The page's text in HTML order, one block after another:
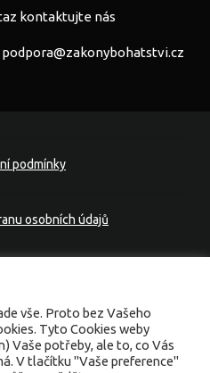
kontaktujte nás
podpora@zakonybohatstvi.cz
podmínky
osobních údajů
vše. Proto bez Vašeho
Tyto Cookies weby
Vaše potřeby, ale to, co Vás
V tlačítku "Vaše preference"